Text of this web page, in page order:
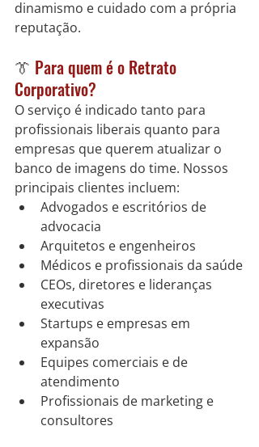
dinamismo e cuidado com a própria
reputação.
👔 Para quem é o Retrato
Corporativo?
O serviço é indicado tanto para
profissionais liberais quanto para
empresas que querem atualizar o
banco de imagens do time. Nossos
principais clientes incluem:
Advogados e escritórios de
advocacia
Arquitetos e engenheiros
Médicos e profissionais da saúde
CEOs, diretores e lideranças
executivas
Startups e empresas em
expansão
Equipes comerciais e de
atendimento
Profissionais de marketing e
consultores